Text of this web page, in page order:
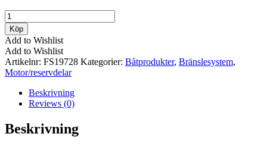
Fleetguard
FS19728
Cummins
Bränslefilter
mängd
Köp
Add to Wishlist
Add to Wishlist
Artikelnr: FS19728 Kategorier: Båtprodukter, Bränslesystem,
Motor/reservdelar
Beskrivning
Reviews (0)
Beskrivning